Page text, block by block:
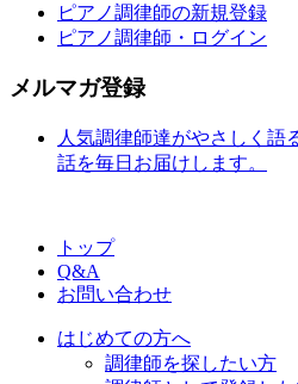
ピアノ調律師の新規登録
ピアノ調律師・ログイン
メルマガ登録
人気調律師達がやさしく語
話を毎日お届けします。
トップ
Q&A
お問い合わせ
はじめての方へ
調律師を探したい方